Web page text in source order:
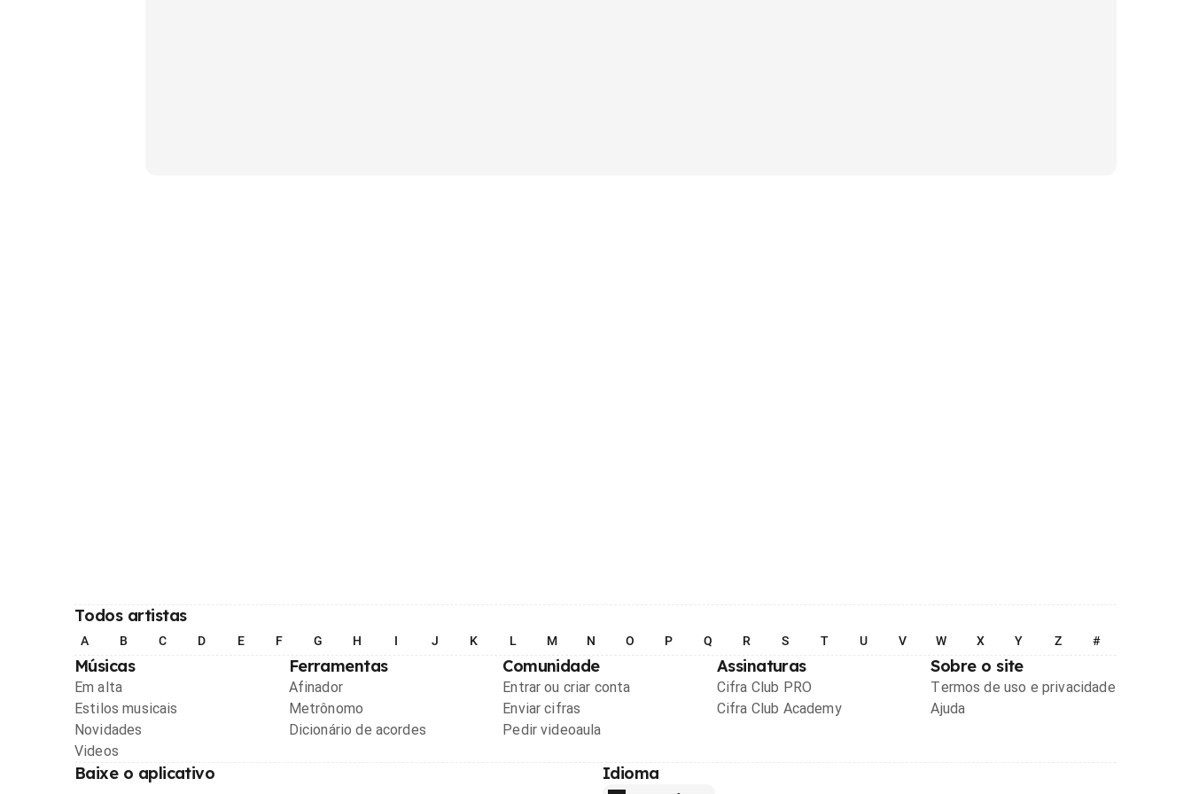
Todos artistas
A B C D E F G H I J K L M N O P Q R S T U V W X Y Z #
Músicas
Em alta
Estilos musicais
Novidades
Videos
Ferramentas
Afinador
Metrônomo
Dicionário de acordes
Comunidade
Entrar ou criar conta
Enviar cifras
Pedir videoaula
Assinaturas
Cifra Club PRO
Cifra Club Academy
Sobre o site
Termos de uso e privacidade
Ajuda
Baixe o aplicativo Idioma